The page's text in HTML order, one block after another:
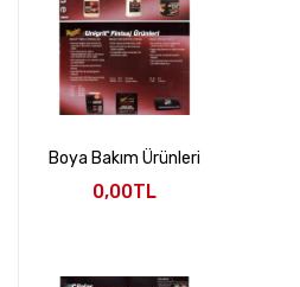
Boya Bakım Ürünleri
0,00TL